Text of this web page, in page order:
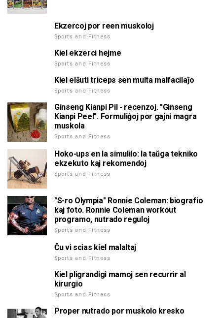
Ekzercoj por reen muskoloj
Sports and Fitness
Kiel ekzerci hejme
Sports and Fitness
Kiel elŝuti triceps sen multa malfacilaĵo
Sports and Fitness
Ginseng Kianpi Pil - recenzoj. "Ginseng
Kianpi Peel". Formuliĝoj por gajni magra
muskola
Sports and Fitness
Hoko-ups en la simulilo: la taŭga tekniko
ekzekuto kaj rekomendoj
Sports and Fitness
"S-ro Olympia" Ronnie Coleman: biografio
kaj foto. Ronnie Coleman workout
programo, nutrado reguloj
Sports and Fitness
Ĉu vi scias kiel malaltaj
Sports and Fitness
Kiel pligrandigi mamoj sen recurrir al
kirurgio
Sports and Fitness
Proper nutrado por muskolo kresko